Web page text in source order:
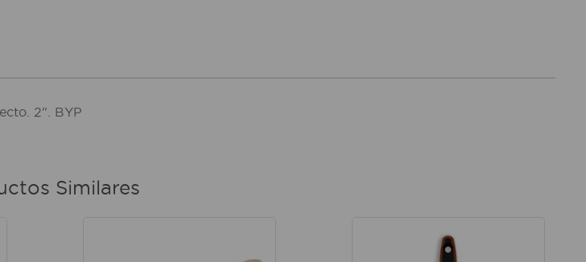
2". BYP
Similares